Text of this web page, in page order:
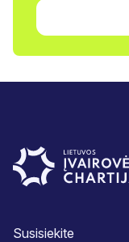
Susisiekite